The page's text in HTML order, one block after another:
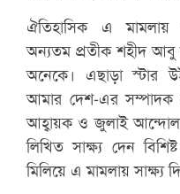
ঐতিহাসিক এ মামলায়
অন্যতম প্রতীক শহীদ আবু
অনেকে। এছাড়া স্টার
আমার দেশ-এর সম্পাদক
আহ্বায়ক ও জুলাই
লিখিত সাক্ষ্য দেন
মিলিয়ে এ মামলায় সাক্ষ্য